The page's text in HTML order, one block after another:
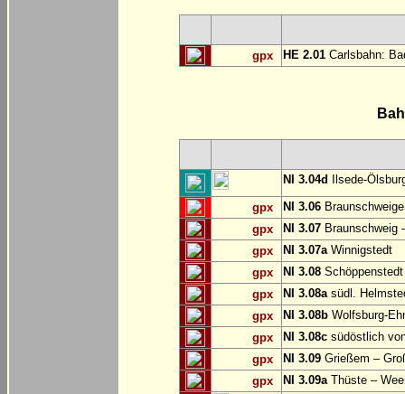
gpx HE 2.01 Carlsbahn:
NI 3.04d Ilsede-
gpx NI 3.06
gpx
NI 3.07 Braunschweig
gpx
NI 3.07aWinnigstedt
gpx
NI 3.08
gpx
NI 3.08asüdl.
gpx
NI 3.08b Wolfsburg-
gpx
NI 3.08c südöstlich
gpx
NI 3.09 Grießem –
gpx
NI 3.09aThüste –